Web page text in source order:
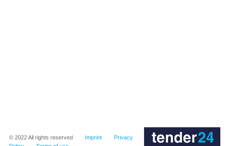
© 2022All rights reserved Imprint
Privacy